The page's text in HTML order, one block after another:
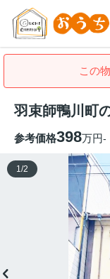
この
羽束師鴨川町
参考価格398万円-
1 /2